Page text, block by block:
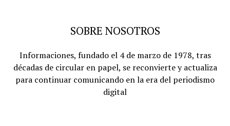
SOBRE NOSOTROS
Informaciones, fundado el 4 de marzo de 1978, tras
décadas de circular en papel, se reconvierte y actualiza
para continuar comunicando en la era del periodismo
digital